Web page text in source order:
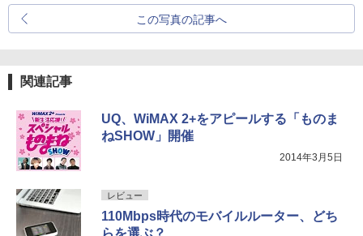
この写真の記事へ
関連記事
UQ、WiMAX 2+をアピールする「ものま
ねSHOW」開催
2014年3月5日
レビュー
110Mbps時代のモバイルルーター、どち
らを選ぶ？